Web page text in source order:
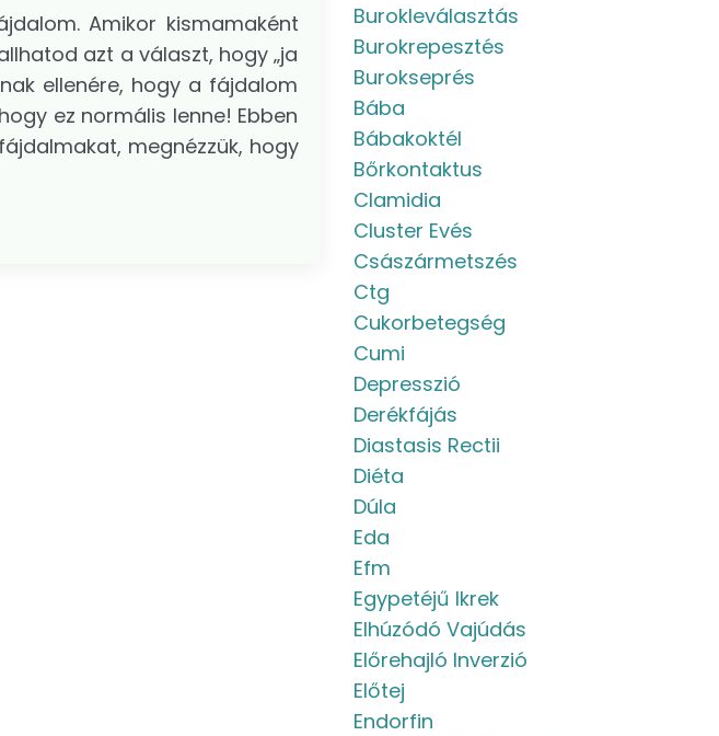
Amikor kismamaként
azt a választ, hogy „ja
ellenére, hogy a fájdalom
ez normális lenne! Ebben
megnézzük, hogy
Burokleválasztás
Burokrepesztés
Burokseprés
Bába
Bábakoktél
Bőrkontaktus
Clamidia
Cluster Evés
Császármetszés
Ctg
Cukorbetegség
Cumi
Depresszió
Derékfájás
Diastasis Rectii
Diéta
Dúla
Eda
Efm
Egypetéjű Ikrek
Elhúzódó Vajúdás
Előrehajló Inverzió
Előtej
Endorfin